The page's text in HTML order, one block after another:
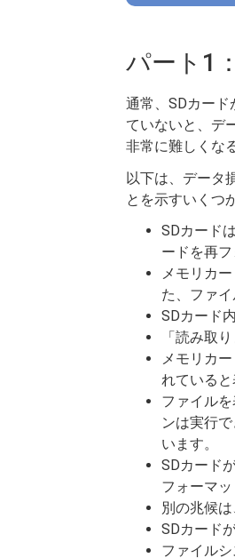
パート1
通常、SDカー
ていないと、デ
非常に難しくな
以下は、データ
とを示すいくつ
SDカード
ードを再
メモリカ
た、ファ
SDカード
「読み取
メモリカ
れていると
ファイル
ンは実行
います。
SDカード
フォーマッ
別の兆候
SDカード
ファイル